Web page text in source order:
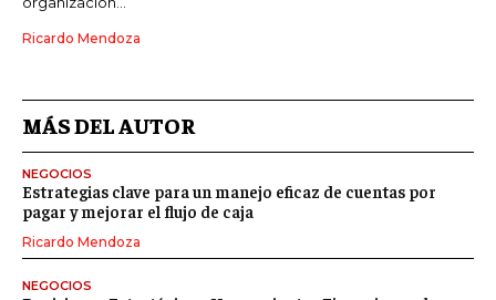
Ricardo Mendoza
MÁS DEL AUTOR
NEGOCIOS
Estrategias clave para un manejo eficaz de cuentas por
pagar y mejorar el flujo de caja
Ricardo Mendoza
NEGOCIOS